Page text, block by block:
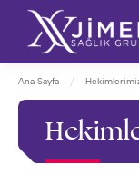
Ana Sayfa